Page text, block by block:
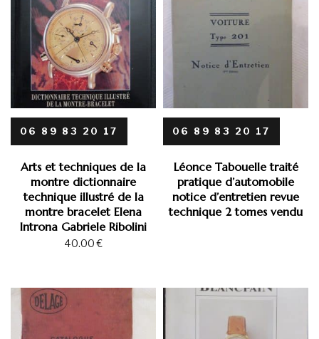
06 89 83 20 17
Arts et techniques de la
montre dictionnaire
technique illustré de la
montre bracelet Elena
Introna Gabriele Ribolini
40.00€
06 89 83 20 17
Léonce Tabouelle traité
pratique d’automobile
notice d’entretien revue
technique 2 tomes vendu